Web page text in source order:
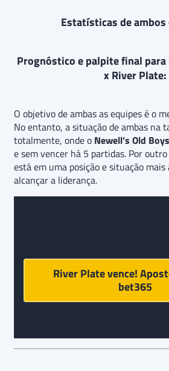
Estatísticas de
Prognóstico e palpite final para
x River Plate:
O objetivo de ambas as equipes é o
No entanto, a situação de ambas na
totalmente, onde o Newell’s Old Boys
e sem vencer há 5 partidas. Por
está em uma posição e situação
alcançar a liderança.
River Plate vence!
bet365